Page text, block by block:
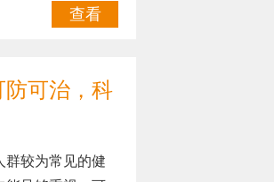
查看
可治，科
较为常见的健